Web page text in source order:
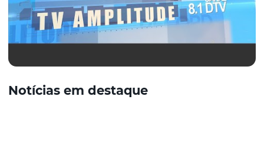
Notícias em destaque